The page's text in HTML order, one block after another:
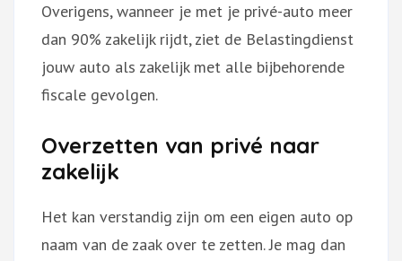
Overigens, wanneer je met je privé-auto meer
dan 90% zakelijk rijdt, ziet de Belastingdienst
jouw auto als zakelijk met alle bijbehorende
fiscale gevolgen.
Overzetten van privé naar
zakelijk
Het kan verstandig zijn om een eigen auto op
naam van de zaak over te zetten. Je mag dan